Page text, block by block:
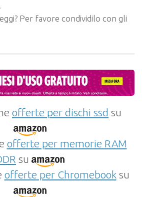
Per favore condividilo con gli
offerte per dischi ssd su
offerte per memorie RAM
su
offerte per Chromebooksu